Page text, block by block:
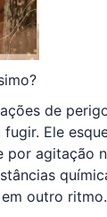
de
Ele
por agitação
outro ritmo.